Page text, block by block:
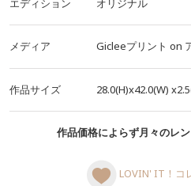
エディション オリジナル
メディア Gicleeプリント on
作品サイズ 28.0(H)x42.0(W)
作品価格によらず月々のレ
LOVIN' IT！コ